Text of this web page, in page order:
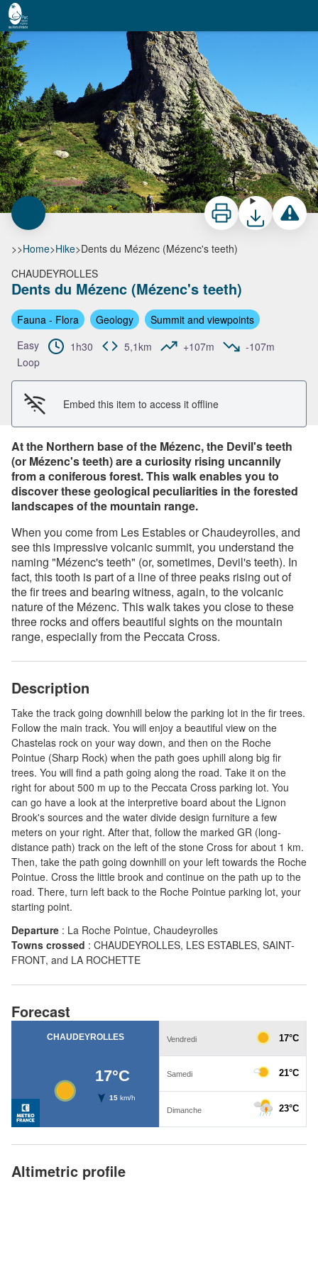
Dents du Mézenc (Mézenc's teeth)
View picture in full screen
Print DownloadReport a
>>Home>Hike>Dents du Mézenc (Mézenc's teeth)
CHAUDEYROLLES
Dents du Mézenc (Mézenc's teeth)
Fauna - Flora Geology
Summit and viewpoints
Easy
1h30 5,1km +107m
-107m
Loop
Embed this item to access it offline
At the Northern base of the Mézenc, the Devil's teeth
(or Mézenc's teeth) are a curiosity rising uncannily
from a coniferous forest. This walk enables you to
discover these geological peculiarities in the forested
landscapes of the mountain range.
When you come from Les Estables or Chaudeyrolles, and
see this impressive volcanic summit, you understand the
naming "Mézenc's teeth" (or, sometimes, Devil's teeth). In
fact, this tooth is part of a line of three peaks rising out of
the fir trees and bearing witness, again, to the volcanic
nature of the Mézenc. This walk takes you close to these
three rocks and offers beautiful sights on the mountain
range, especially from the Peccata Cross.
Description
Take the track going downhill below the parking lot in the fir trees.
Follow the main track. You will enjoy a beautiful view on the
Chastelas rock on your way down, and then on the Roche
Pointue (Sharp Rock) when the path goes uphill along big fir
trees. You will find a path going along the road. Take it on the
right for about 500 m up to the Peccata Cross parking lot. You
can go have a look at the interpretive board about the Lignon
Brook's sources and the water divide design furniture a few
meters on your right. After that, follow the marked GR (long-
distance path) track on the left of the stone Cross for about 1 km.
Then, take the path going downhill on your left towards the Roche
Pointue. Cross the little brook and continue on the path up to the
road. There, turn left back to the Roche Pointue parking lot, your
starting point.
Departure : La Roche Pointue, Chaudeyrolles
Towns crossed : CHAUDEYROLLES, LES ESTABLES, SAINT-
FRONT, and LA ROCHETTE
Forecast
Altimetric profile